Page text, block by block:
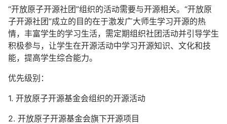
“开放原子开源社团”组织的活动需要与开源相关。“开放原
子开源社团”成立的目的在于激发广大师生学习开源的热
情，丰富学生的学习生活，需定期组织社团活动并引导学生
积极参与，让学生在开源活动中学习开源知识、文化和技
能，提高学生综合能力。
优先级别：
1. 开放原子开源基金会组织的开源活动
2. 开放原子开源基金会旗下开源项目